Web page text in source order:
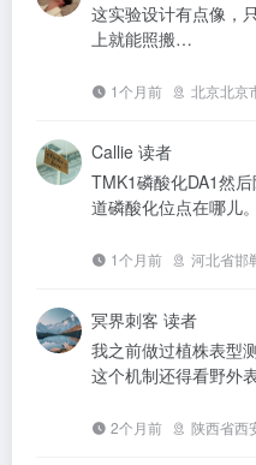
这实验设计有点像，
上就能照搬…
1个月前 北京北京
Callie 读者
TMK1磷酸化DA1然
道磷酸化位点在哪儿。
1个月前 河北省邯
冥界刺客 读者
我之前做过植株表型
这个机制还得看野外表
2个月前 陕西省西